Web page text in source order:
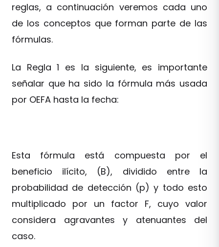
reglas, a continuación veremos cada uno
de los conceptos que forman parte de las
fórmulas.
La Regla 1 es la siguiente, es importante
señalar que ha sido la fórmula más usada
por OEFA hasta la fecha:
Esta fórmula está compuesta por el
beneficio ilícito, (B), dividido entre la
probabilidad de detección (p) y todo esto
multiplicado por un factor F, cuyo valor
considera agravantes y atenuantes del
caso.